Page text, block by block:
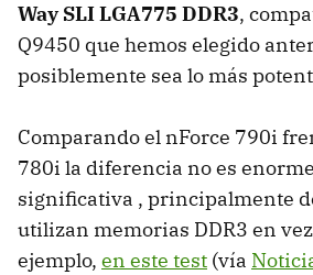
Way SLI LGA775 DDR3,
Q9450 que hemos elegido
posiblemente sea lo más
Comparando el nForce 790i
780i la diferencia no es
significativa , principalmente
utilizan memorias DDR3 en
ejemplo, en este test (vía